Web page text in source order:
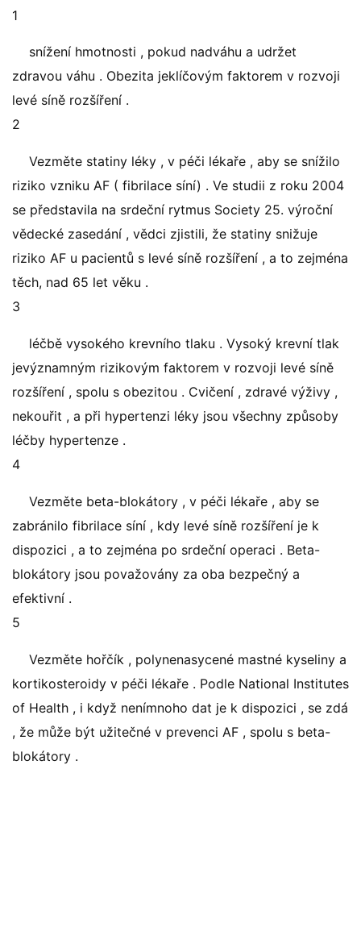
1
snížení hmotnosti , pokud nadváhu a udržet
zdravou váhu . Obezita jeklíčovým faktorem v rozvoji
levé síně rozšíření .
2
Vezměte statiny léky , v péči lékaře , aby se snížilo
riziko vzniku AF ( fibrilace síní) . Ve studii z roku 2004
se představila na srdeční rytmus Society 25. výroční
vědecké zasedání , vědci zjistili, že statiny snižuje
riziko AF u pacientů s levé síně rozšíření , a to zejména
těch, nad 65 let věku .
3
léčbě vysokého krevního tlaku . Vysoký krevní tlak
jevýznamným rizikovým faktorem v rozvoji levé síně
rozšíření , spolu s obezitou . Cvičení , zdravé výživy ,
nekouřit , a při hypertenzi léky jsou všechny způsoby
léčby hypertenze .
4
Vezměte beta-blokátory , v péči lékaře , aby se
zabránilo fibrilace síní , kdy levé síně rozšíření je k
dispozici , a to zejména po srdeční operaci . Beta-
blokátory jsou považovány za oba bezpečný a
efektivní .
5
Vezměte hořčík , polynenasycené mastné kyseliny a
kortikosteroidy v péči lékaře . Podle National Institutes
of Health , i když nenímnoho dat je k dispozici , se zdá
, že může být užitečné v prevenci AF , spolu s beta-
blokátory .